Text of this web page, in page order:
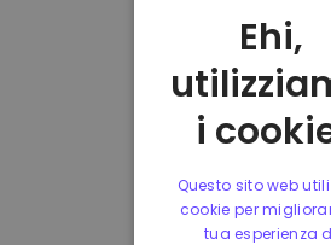
Ehi,
i
Questo sito web
cookie per
tua esperienza